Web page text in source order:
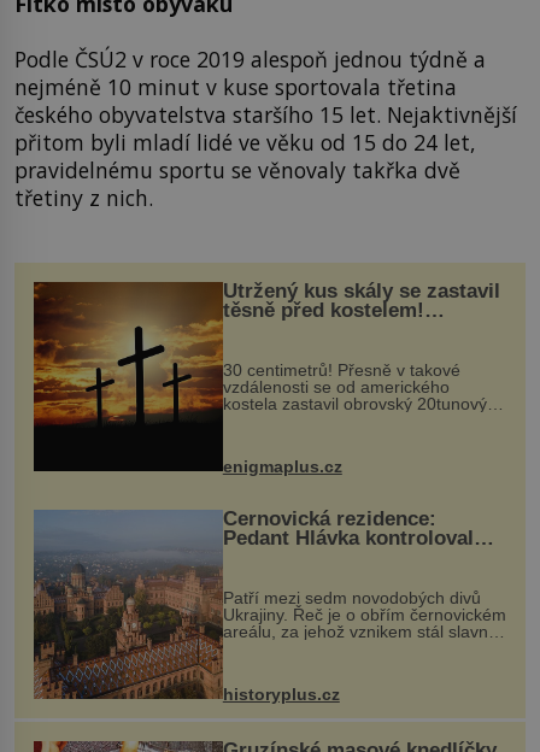
Podle ČSÚ2 v roce 2019 alespoň jednou týdně a
nejméně 10 minut v kuse sportovala třetina
českého obyvatelstva staršího 15 let. Nejaktivnější
přitom byli mladí lidé ve věku od 15 do 24 let,
pravidelnému sportu se věnovaly takřka dvě
třetiny z nich.
Utržený kus skály se zastavil
těsně před kostelem!
Ochránila ho boží síla?
30 centimetrů! Přesně v takové
vzdálenosti se od amerického
kostela zastavil obrovský 20tunový
...
enigmaplus.cz
Černovická rezidence:
Pedant Hlávka kontroloval
Patří mezi sedm novodobých divů
Ukrajiny. Řeč je o obřím černovickém
areálu, za jehož vznikem stál slavný
český architekt Josef Hlávka. Ten si
na něm dal mimořádně záležet. Jeho
historyplus.cz